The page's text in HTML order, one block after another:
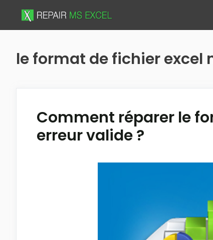
le format de fichier excel
Comment réparer le
erreur valide ?